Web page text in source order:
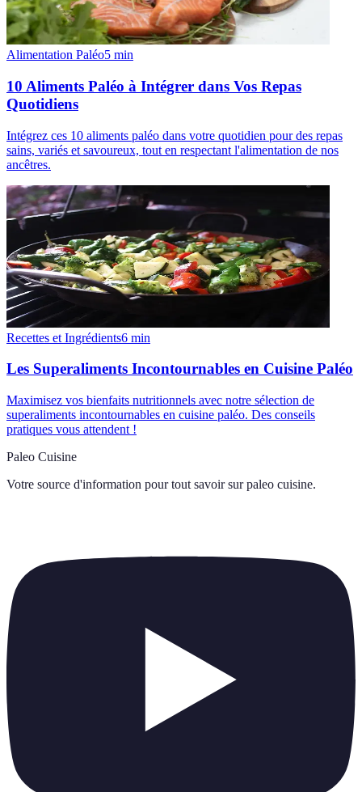
Alimentation Paléo5 min
10 Aliments Paléo à Intégrer dans Vos Repas
Quotidiens
Intégrez ces 10 aliments paléo dans votre quotidien pour des repas
sains, variés et savoureux, tout en respectant l'alimentation de nos
ancêtres.
Recettes et Ingrédients6 min
Les Superaliments Incontournables en Cuisine Paléo
Maximisez vos bienfaits nutritionnels avec notre sélection de
superaliments incontournables en cuisine paléo. Des conseils
pratiques vous attendent !
Paleo Cuisine
Votre source d'information pour tout savoir sur paleo cuisine.